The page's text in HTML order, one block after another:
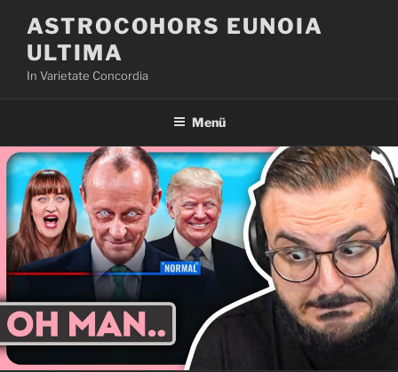
Inhalt
springen
ASTROCOHORS EUNOIA
ULTIMA
In Varietate Concordia
Menü